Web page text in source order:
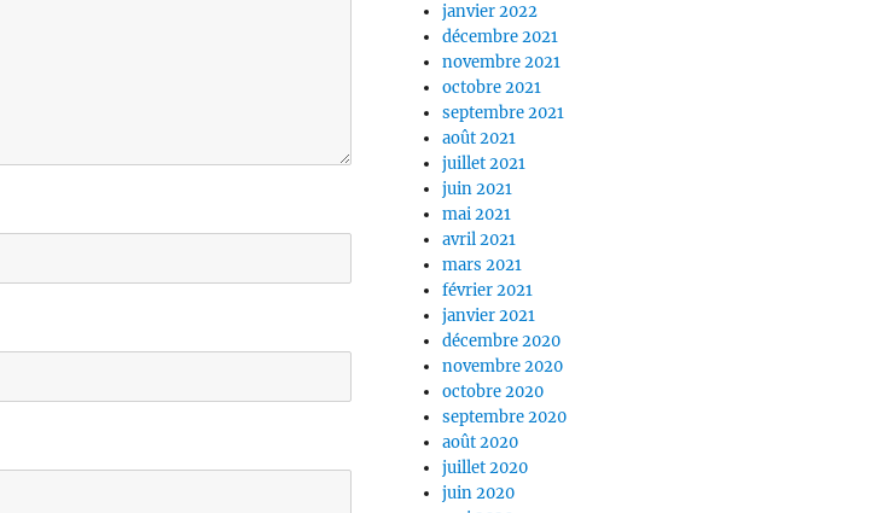
janvier 2022
décembre 2021
novembre 2021
octobre 2021
septembre 2021
août 2021
juillet 2021
juin 2021
mai 2021
avril 2021
mars 2021
février 2021
janvier 2021
décembre 2020
novembre 2020
octobre 2020
septembre 2020
août 2020
juillet 2020
juin 2020